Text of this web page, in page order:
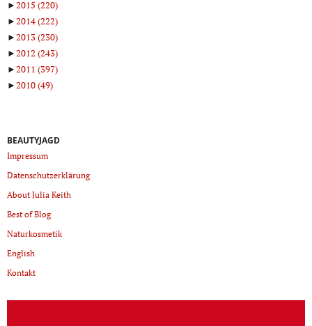
►2015 (220)
►2014(222)
►2013(230)
►2012 (243)
►2011 (397)
►2010(49)
BEAUTYJAGD
Impressum
Datenschutzerklärung
About Julia Keith
Best of Blog
Naturkosmetik
English
Kontakt